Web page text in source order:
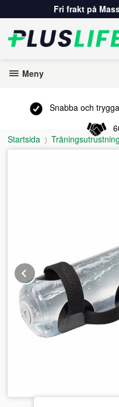
till
innehåll
Fri frakt på
Meny
Snabba och
Startsida
Träningsutrustning
Prev